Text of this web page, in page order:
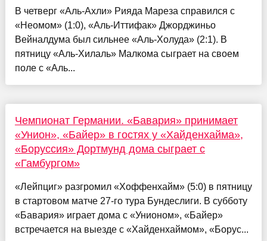
В четверг «Аль-Ахли» Рияда Мареза справился с
«Неомом» (1:0), «Аль-Иттифак» Джорджиньо
Вейналдума был сильнее «Аль-Холуда» (2:1). В
пятницу «Аль-Хилаль» Малкома сыграет на своем
поле с «Аль...
Чемпионат Германии. «Бавария» принимает
«Унион», «Байер» в гостях у «Хайденхайма»,
«Боруссия» Дортмунд дома сыграет с
«Гамбургом»
«Лейпциг» разгромил «Хоффенхайм» (5:0) в пятницу
в стартовом матче 27-го тура Бундеслиги. В субботу
«Бавария» играет дома с «Унионом», «Байер»
встречается на выезде с «Хайденхаймом», «Борус...